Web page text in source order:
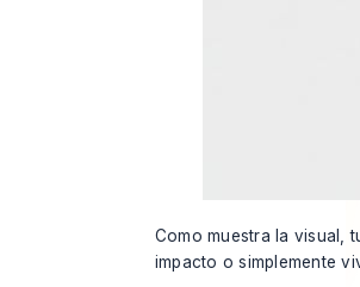
Como muestra la visual,
impacto o simplemente